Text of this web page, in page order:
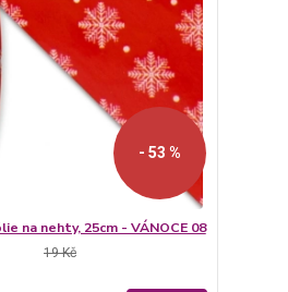
- 53 %
na nehty, 25cm - VÁNOCE 08
19 Kč